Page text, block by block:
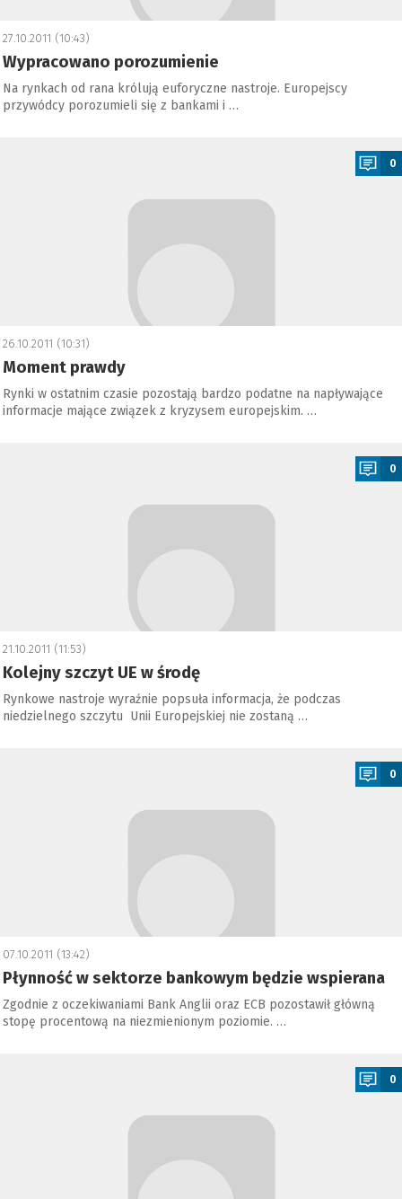
27.10.2011 (10:43)
Wypracowano porozumienie
Na rynkach od rana królują euforyczne nastroje. Europejscy
przywódcy porozumieli się z bankami i …
0
26.10.2011 (10:31)
Moment prawdy
Rynki w ostatnim czasie pozostają bardzo podatne na napływające
informacje mające związek z kryzysem europejskim. …
0
21.10.2011 (11:53)
Kolejny szczyt UE w środę
Rynkowe nastroje wyraźnie popsuła informacja, że podczas
niedzielnego szczytu Unii Europejskiej nie zostaną …
0
07.10.2011 (13:42)
Płynność w sektorze bankowym będzie wspierana
Zgodnie z oczekiwaniami Bank Anglii oraz ECB pozostawił główną
stopę procentową na niezmienionym poziomie. …
0